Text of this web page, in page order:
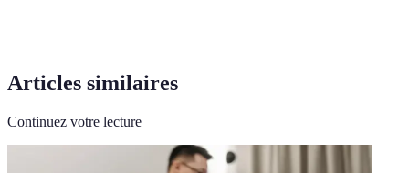
Articles similaires
Continuez votre lecture